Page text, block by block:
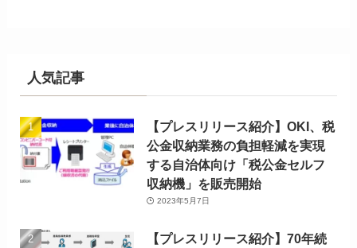
人気記事
【プレスリリース紹介】OKI、税
公金収納業務の負担軽減を実現
する自治体向け「税公金セルフ
収納機」を販売開始
2023年5月7日
【プレスリリース紹介】70年続